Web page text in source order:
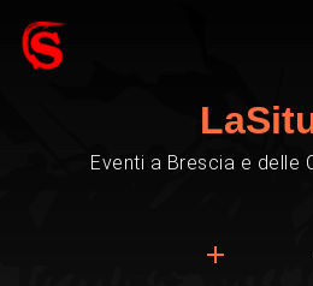
Eventi a Brescia e delle